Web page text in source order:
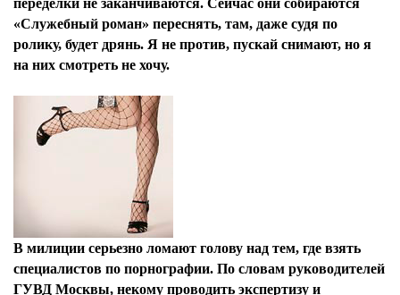
переделки не заканчиваются. Сейчас они собираются
«Служебный роман» переснять, там, даже судя по
ролику, будет дрянь. Я не против, пускай снимают, но я
на них смотреть не хочу.
В милиции серьезно ломают голову над тем, где взять
специалистов по порнографии. По словам руководителей
ГУВД Москвы, некому проводить экспертизу и